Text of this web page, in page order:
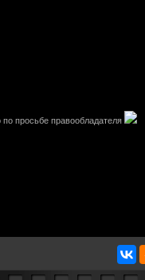
просьбе правообладателя